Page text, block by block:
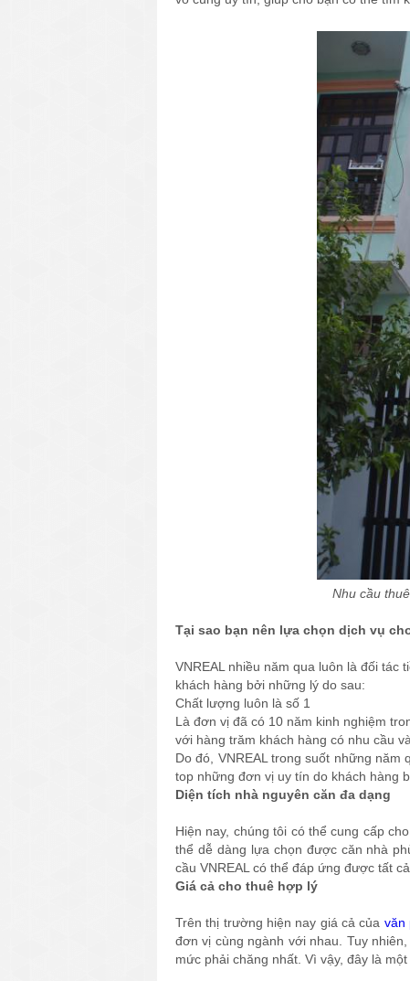
Nhu cầu
Tại sao bạn nên lựa chọn dịch vụ
VNREAL nhiều năm qua luôn là đối tác
khách hàng bởi những lý do sau:
Chất lượng luôn là số 1
Là đơn vị đã có 10 năm kinh nghiệm
với hàng trăm khách hàng có nhu cầu
Do đó, VNREAL trong suốt những
top những đơn vị uy tín do khách hàng
Diện tích nhà nguyên căn đa dạng
Hiện nay, chúng tôi có thể cung cấp
thể dễ dàng lựa chọn được căn nhà
cầu VNREAL có thể đáp ứng được tất
Giá cả cho thuê hợp lý
Trên thị trường hiện nay giá cả của văn
đơn vị cùng ngành với nhau. Tuy
mức phải chăng nhất. Vì vậy, đây là